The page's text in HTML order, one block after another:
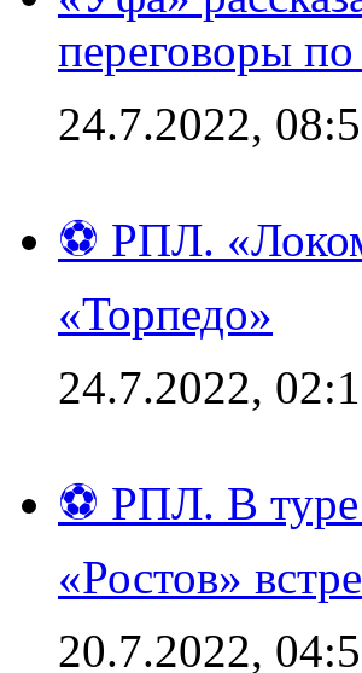
переговоры
24.7.2022,
⚽ РПЛ.
«Торпедо»
24.7.2022,
⚽ РПЛ. В туре
«Ростов»
20.7.2022,